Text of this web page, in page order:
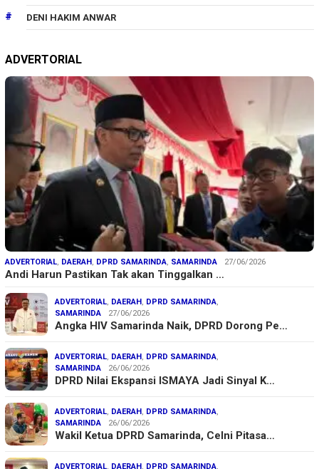
DENI HAKIM ANWAR
ADVERTORIAL
ADVERTORIAL, DAERAH, DPRD SAMARINDA, SAMARINDA 27/06/2026
Andi Harun Pastikan Tak akan Tinggalkan …
ADVERTORIAL, DAERAH, DPRD SAMARINDA,
SAMARINDA
27/06/2026
Angka HIV Samarinda Naik, DPRD Dorong Pe…
ADVERTORIAL, DAERAH, DPRD SAMARINDA,
SAMARINDA
26/06/2026
DPRD Nilai Ekspansi ISMAYA Jadi Sinyal K…
ADVERTORIAL, DAERAH, DPRD SAMARINDA,
SAMARINDA
26/06/2026
Wakil Ketua DPRD Samarinda, Celni Pitasa…
ADVERTORIAL, DAERAH, DPRD SAMARINDA,